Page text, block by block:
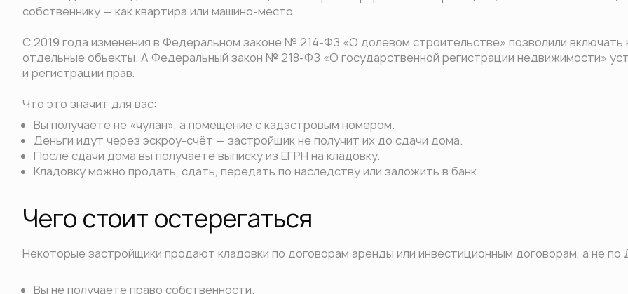
собственнику — как квартира или машино-место.
С 2019 года изменения в Федеральном законе № 214-ФЗ «О долевом строительстве» позволили
отдельные объекты. А Федеральный закон № 218-ФЗ «О государственной регистрации недвижимости»
и регистрации прав.
Что это значит для вас:
Вы получаете не «чулан», а помещение с кадастровым номером.
Деньги идут через эскроу-счёт — застройщик не получит их до сдачи дома.
После сдачи дома вы получаете выписку из ЕГРН на кладовку.
Кладовку можно продать, сдать, передать по наследству или заложить в банк.
Чего стоит остерегаться
Некоторые застройщики продают кладовки по договорам аренды или инвестиционным договорам, а не по
Вы не получаете право собственности.